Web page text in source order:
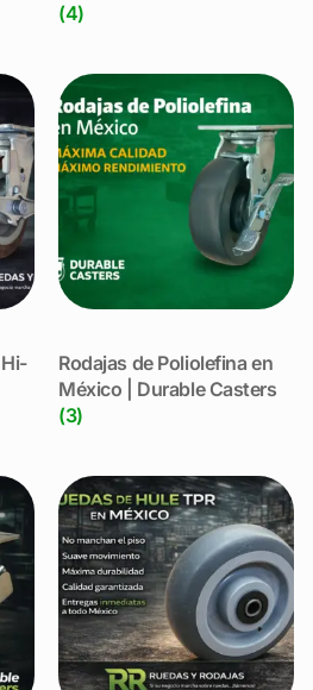
(4)
Rodajas de Poliolefina en
México | Durable Casters
(3)